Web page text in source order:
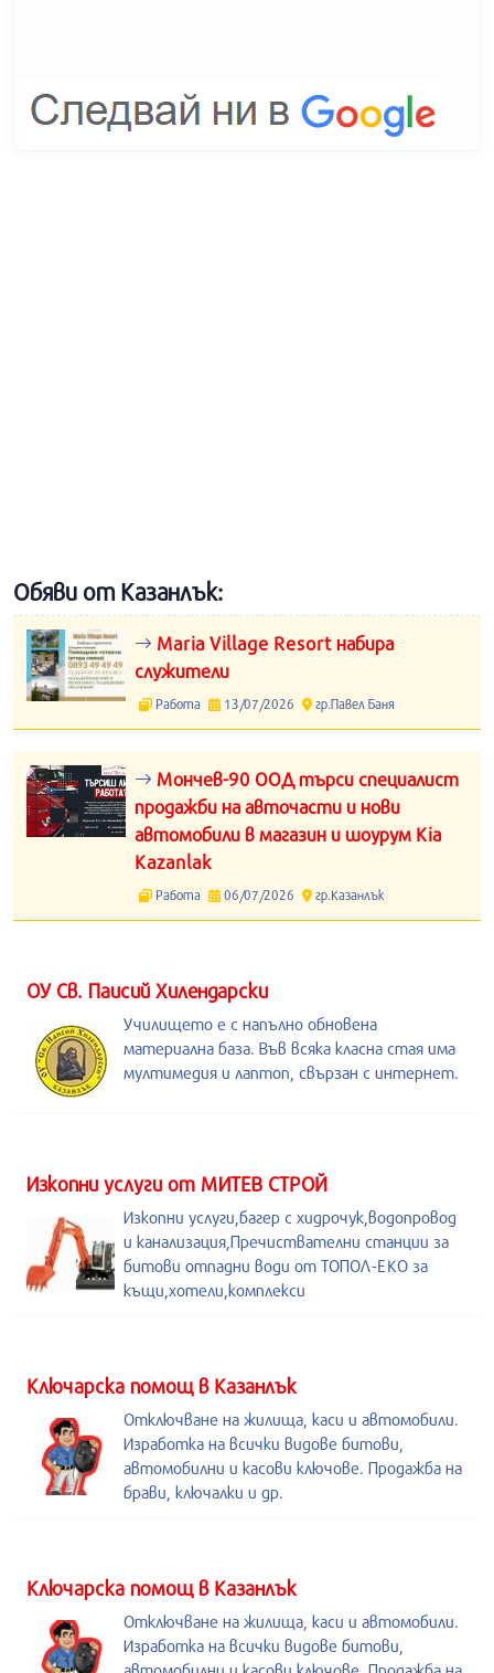
Обяви от Казанлък:
Maria Village Resort набира
служители
Работа 13/07/2026 гр.Павел Баня
Мончев-90 ООД търси специалист
продажби на авточасти и нови
автомобили в магазин и шоурум Kia
Kazanlak
Работа 06/07/2026 гр.Казанлък
ОУ Св. Паисий Хилендарски
Училището е с напълно обновена
материална база. Във всяка класна стая има
мултимедия и лаптоп, свързан с интернет.
Изкопни услуги от МИТЕВ СТРОЙ
Изкопни услуги,багер с хидрочук,водопровод
и канализация,Пречиствателни станции за
битови отпадни води от ТОПОЛ-ЕКО за
къщи,хотели,комплекси
Kлючарска помощ в Казанлък
Отключване на жилища, каси и автомобили.
Изработка на всички видове битови,
автомобилни и касови ключове. Продажба на
брави, ключалки и др.
Kлючарска помощ в Казанлък
Отключване на жилища, каси и автомобили.
Изработка на всички видове битови,